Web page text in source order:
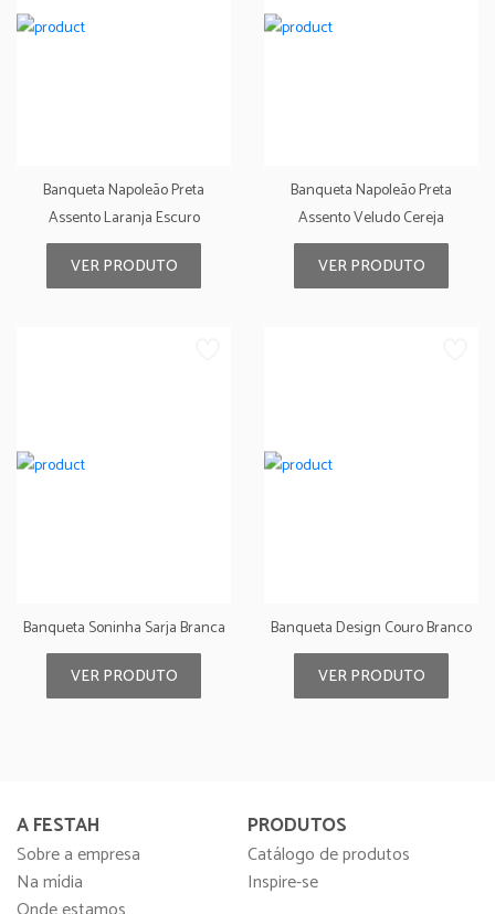
Banqueta Napoleão Preta
Assento Laranja Escuro
VER PRODUTO
Banqueta Napoleão Preta
Assento Veludo Cereja
VER PRODUTO
Banqueta Soninha Sarja Branca
VER PRODUTO
Banqueta Design Couro Branco
VER PRODUTO
A FESTAH
Sobre a empresa
Na mídia
PRODUTOS
Catálogo de produtos
Inspire-se